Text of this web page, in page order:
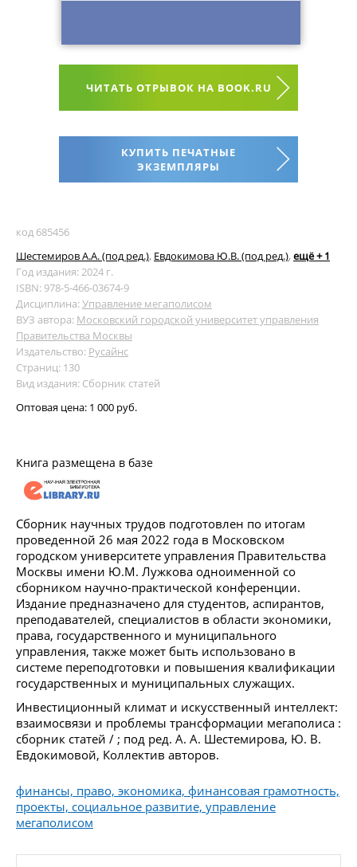
ЧИТАТЬ ОТРЫВОК НА BOOK.RU
КУПИТЬ ПЕЧАТНЫЕ
ЭКЗЕМПЛЯРЫ
код 685456
Шестемиров А.А. (под ред.), Евдокимова Ю.В. (под ред.), ещё + 1
Год издания: 2024 г.
ISBN: 978-5-466-03674-9
Дисциплина:Управление мегаполисом
ВУЗ автора: Московский городской университет управления
Правительства Москвы
Издательство: Русайнс
Страниц: 130
Вид издания: Сборник статей
Оптовая цена: 1 000 руб.
Книга размещена в базе
Сборник научных трудов подготовлен по итогам
проведенной 26 мая 2022 года в Московском
городском университете управления Правительства
Москвы имени Ю.М. Лужкова одноименной со
сборником научно-практической конференции.
Издание предназначено для студентов, аспирантов,
преподавателей, специалистов в области экономики,
права, государственного и муниципального
управления, также может быть использовано в
системе переподготовки и повышения квалификации
государственных и муниципальных служащих.
Инвестиционный климат и искусственный интеллект:
взаимосвязи и проблемы трансформации мегаполиса :
сборник статей / ; под ред. А. А. Шестемирова, Ю. В.
Евдокимовой, Коллектив авторов.
финансы, право, экономика, финансовая грамотность,
проекты, социальное развитие, управление
мегаполисом